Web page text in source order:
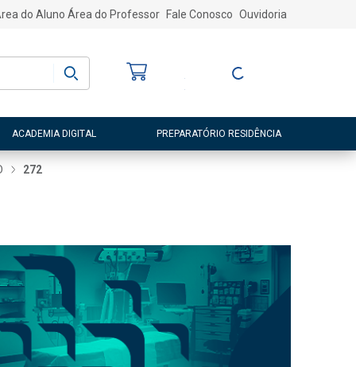
do Aluno Área do Professor Fale Conosco Ouvidoria
Entre ou Cadastre-
ACADEMIA DIGITAL PREPARATÓRIO RESIDÊNCIA
272